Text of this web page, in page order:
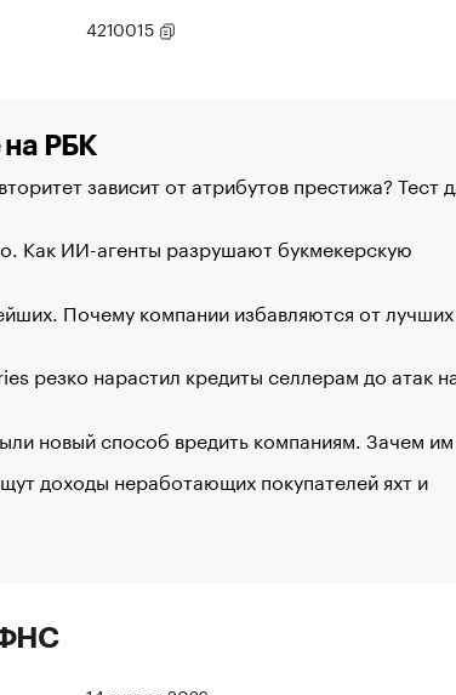
4210015
на РБК
зависит от атрибутов престижа? Тест
Как ИИ-агенты разрушают букмекерскую
Почему компании избавляются от лучших
резко нарастил кредиты селлерам до атак
новый способ вредить компаниям. Зачем
доходы неработающих покупателей яхт и
ФНС